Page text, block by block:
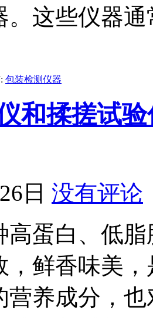
。这些仪器
包装检测仪器
和揉搓试
日 没有评论
高蛋白、低
，鲜香味美
营养成分，